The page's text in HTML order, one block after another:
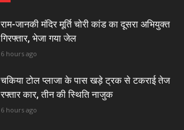
राम-जानकी मंदिर मूर्ति चोरी कांड का दूसरा अभियुक्त
गिरफ्तार, भेजा गया जेल
6 hours ago
चकिया टोल प्लाजा के पास खड़े ट्रक से टकराई तेज
रफ्तार कार, तीन की स्थिति नाजुक
6 hours ago